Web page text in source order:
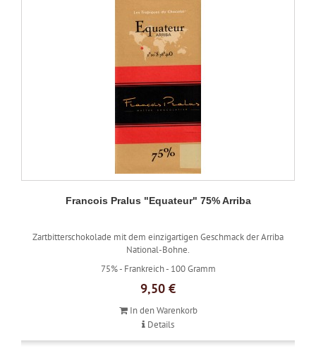
Francois Pralus "Equateur" 75% Arriba
Zartbitterschokolade mit dem einzigartigen Geschmack der Arriba
National-Bohne.
75% - Frankreich - 100 Gramm
9,50 €
In den Warenkorb
Details